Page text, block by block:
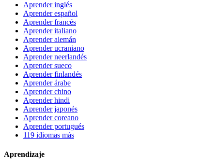
Aprender inglés
Aprender español
Aprender francés
Aprender italiano
Aprender alemán
Aprender ucraniano
Aprender neerlandés
Aprender sueco
Aprender finlandés
Aprender árabe
Aprender chino
Aprender hindi
Aprender japonés
Aprender coreano
Aprender portugués
119 idiomas más
Aprendizaje